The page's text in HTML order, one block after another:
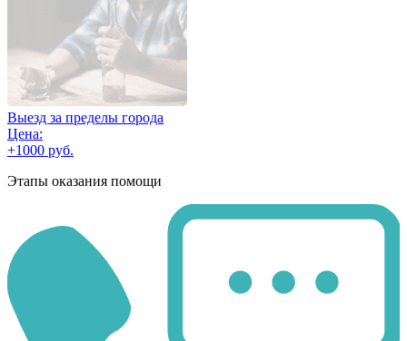
Выезд за пределы города
Цена:
+1000 руб.
Этапы оказания помощи